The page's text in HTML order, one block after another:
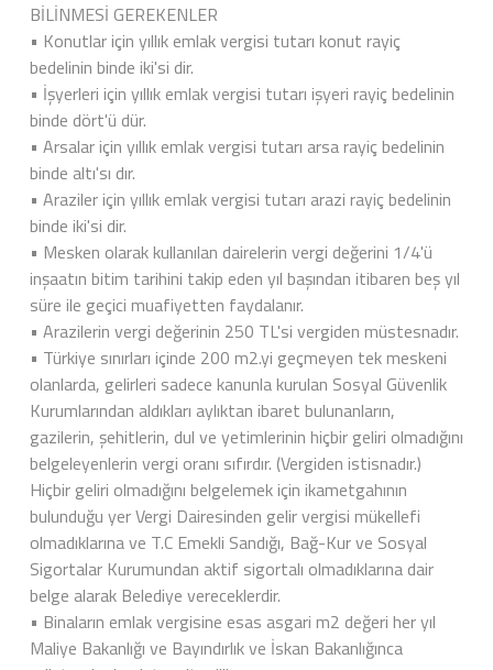
BİLİNMESİ GEREKENLER
• Konutlar için yıllık emlak vergisi tutarı konut rayiç
bedelinin binde iki'si dir.
• İşyerleri için yıllık emlak vergisi tutarı işyeri rayiç bedelinin
binde dört'ü dür.
• Arsalar için yıllık emlak vergisi tutarı arsa rayiç bedelinin
binde altı'sı dır.
• Araziler için yıllık emlak vergisi tutarı arazi rayiç bedelinin
binde iki'si dir.
• Mesken olarak kullanılan dairelerin vergi değerini 1/4'ü
inşaatın bitim tarihini takip eden yıl başından itibaren beş yıl
süre ile geçici muafiyetten faydalanır.
• Arazilerin vergi değerinin 250 TL'si vergiden müstesnadır.
• Türkiye sınırları içinde 200 m2.yi geçmeyen tek meskeni
olanlarda, gelirleri sadece kanunla kurulan Sosyal Güvenlik
Kurumlarından aldıkları aylıktan ibaret bulunanların,
gazilerin, şehitlerin, dul ve yetimlerinin hiçbir geliri olmadığını
belgeleyenlerin vergi oranı sıfırdır. (Vergiden istisnadır.)
Hiçbir geliri olmadığını belgelemek için ikametgahının
bulunduğu yer Vergi Dairesinden gelir vergisi mükellefi
olmadıklarına ve T.C Emekli Sandığı, Bağ-Kur ve Sosyal
Sigortalar Kurumundan aktif sigortalı olmadıklarına dair
belge alarak Belediye vereceklerdir.
• Binaların emlak vergisine esas asgari m2 değeri her yıl
Maliye Bakanlığı ve Bayındırlık ve İskan Bakanlığınca